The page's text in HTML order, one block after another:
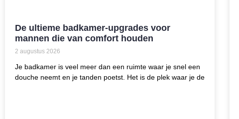
De ultieme badkamer-upgrades voor
mannen die van comfort houden
2 augustus 2026
Je badkamer is veel meer dan een ruimte waar je snel een
douche neemt en je tanden poetst. Het is de plek waar je de